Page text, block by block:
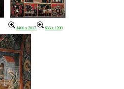
1400 x 2017 833 x 1200